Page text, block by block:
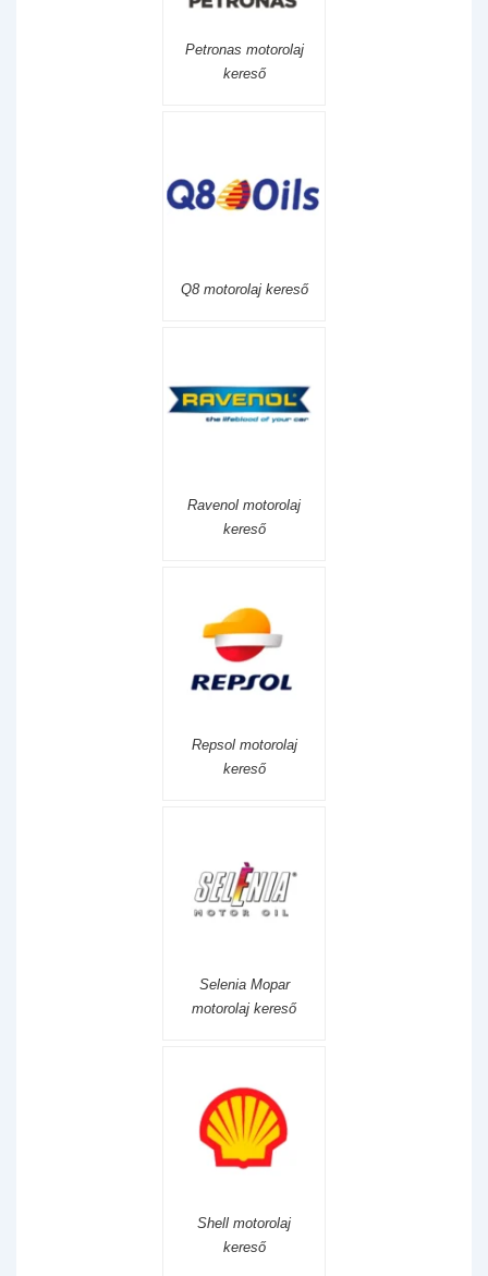
Petronas motorolaj
kereső
Q8 motorolaj kereső
Ravenol motorolaj
kereső
Repsol motorolaj
kereső
Selenia Mopar
motorolaj kereső
Shell motorolaj
kereső